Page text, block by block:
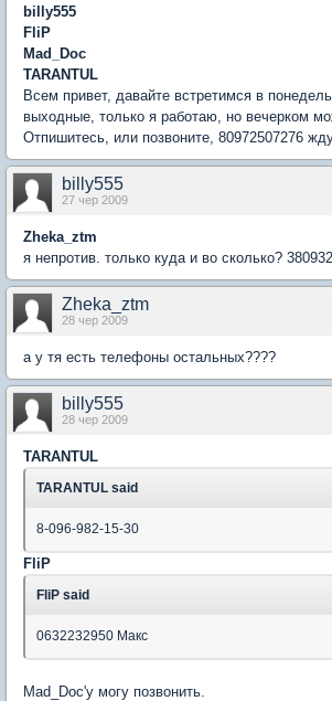
billy555
FliP
Mad_Doc
TARANTUL
Всем привет, давайте встретимся в
выходные, только я работаю, но вечерком
Отпишитесь, или позвоните, 80972507276
billy555
27 чер 2009
Zheka_ztm
я непротив. только куда и во сколько?
Zheka_ztm
28 чер 2009
а у тя есть телефоны остальных????
billy555
28 чер 2009
TARANTUL
TARANTUL said
8-096-982-15-30
FliP
FliP said
0632232950 Макс
Mad_Doc'y могу позвонить.